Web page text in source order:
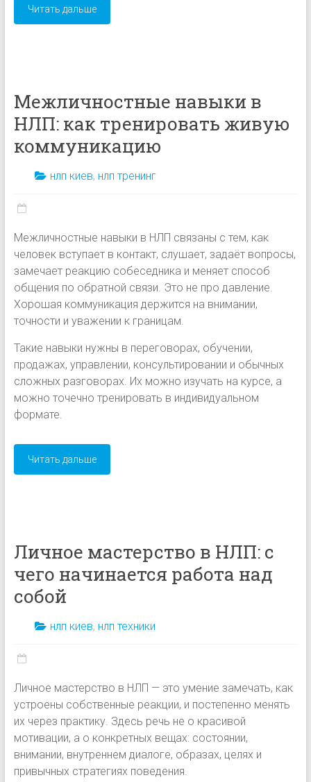
Читать дальше
Межличностные навыки в
НЛП: как тренировать живую
коммуникацию
нлп киев, нлп тренинг
Межличностные навыки в НЛП связаны с тем, как
человек вступает в контакт, слушает, задаёт вопросы,
замечает реакцию собеседника и меняет способ
общения по обратной связи. Это не про давление.
Хорошая коммуникация держится на внимании,
точности и уважении к границам.
Такие навыки нужны в переговорах, обучении,
продажах, управлении, консультировании и обычных
сложных разговорах. Их можно изучать на курсе, а
можно точечно тренировать в индивидуальном
формате.
Читать дальше
Личное мастерство в НЛП: с
чего начинается работа над
собой
нлп киев, нлп техники
Личное мастерство в НЛП — это умение замечать, как
устроены собственные реакции, и постепенно менять
их через практику. Здесь речь не о красивой
мотивации, а о конкретных вещах: состоянии,
внимании, внутреннем диалоге, образах, целях и
привычных стратегиях поведения.